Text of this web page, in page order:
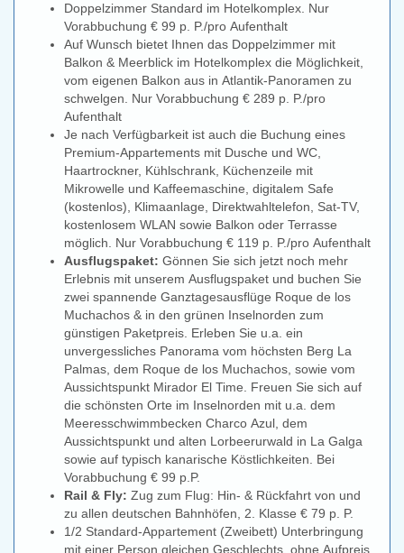
Doppelzimmer Standard im Hotelkomplex. Nur
Vorabbuchung € 99 p. P./pro Aufenthalt
Auf Wunsch bietet Ihnen das Doppelzimmer mit
Balkon & Meerblick im Hotelkomplex die Möglichkeit,
vom eigenen Balkon aus in Atlantik-Panoramen zu
schwelgen. Nur Vorabbuchung € 289 p. P./pro
Aufenthalt
Je nach Verfügbarkeit ist auch die Buchung eines
Premium-Appartements mit Dusche und WC,
Haartrockner, Kühlschrank, Küchenzeile mit
Mikrowelle und Kaffeemaschine, digitalem Safe
(kostenlos), Klimaanlage, Direktwahltelefon, Sat-TV,
kostenlosem WLAN sowie Balkon oder Terrasse
möglich. Nur Vorabbuchung € 119 p. P./pro Aufenthalt
Ausflugspaket: Gönnen Sie sich jetzt noch mehr
Erlebnis mit unserem Ausflugspaket und buchen Sie
zwei spannende Ganztagesausflüge Roque de los
Muchachos & in den grünen Inselnorden zum
günstigen Paketpreis. Erleben Sie u.a. ein
unvergessliches Panorama vom höchsten Berg La
Palmas, dem Roque de los Muchachos, sowie vom
Aussichtspunkt Mirador El Time. Freuen Sie sich auf
die schönsten Orte im Inselnorden mit u.a. dem
Meeresschwimmbecken Charco Azul, dem
Aussichtspunkt und alten Lorbeerurwald in La Galga
sowie auf typisch kanarische Köstlichkeiten. Bei
Vorabbuchung € 99 p.P.
Rail & Fly: Zug zum Flug: Hin- & Rückfahrt von und
zu allen deutschen Bahnhöfen, 2. Klasse € 79 p. P.
1/2 Standard-Appartement (Zweibett) Unterbringung
mit einer Person gleichen Geschlechts, ohne Aufpreis